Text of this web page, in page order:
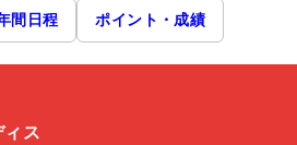
間日程 ポイント・成績
ス